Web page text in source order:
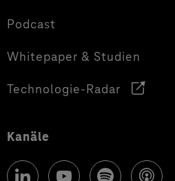
Podcast
Whitepaper & Studien
Technologie-Radar
Kanäle